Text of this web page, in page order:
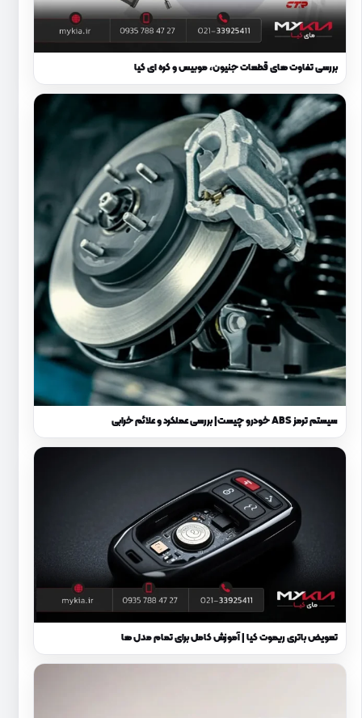
بررسی تفاوت های قطعات جنیون، موبیس و کره ای کیا
سیستم ترمز ABS خودرو چیست| بررسی عملکرد و علائم خرابی
تعویض باتری ریموت کیا | آموزش کامل برای تمام مدل‌ ها